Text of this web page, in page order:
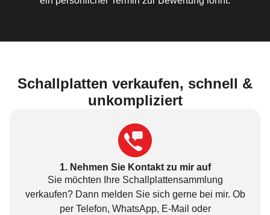
Schallplatten verkaufen, schnell &
unkompliziert​
1. Nehmen Sie Kontakt zu mir auf
Sie möchten Ihre Schallplattensammlung
verkaufen? Dann melden Sie sich gerne bei mir. Ob
per Telefon, WhatsApp, E-Mail oder